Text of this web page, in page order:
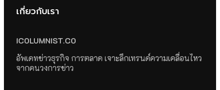
เกี่ยวกับเรา
ICOLUMNIST.CO
อัพเดทข่าวธุรกิจ การตลาด เจาะลึกเทรนด์ความเคลื่อนไหว
จากคนวงการข่าว